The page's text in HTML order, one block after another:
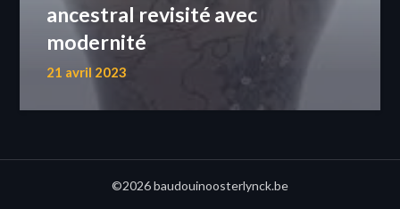
ancestral revisité avec
modernité
21 avril 2023
©2026 baudouinoosterlynck.be